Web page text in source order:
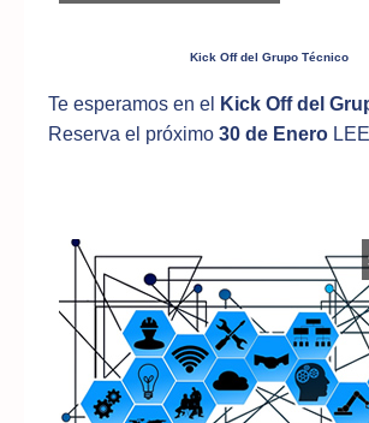
Kick Off del Grupo Técnico
Te esperamos en el Kick Off del
Reserva el próximo 30 de Enero